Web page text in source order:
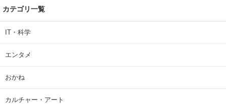
カテゴリ一覧
IT・科学
エンタメ
おかね
カルチャー・アート